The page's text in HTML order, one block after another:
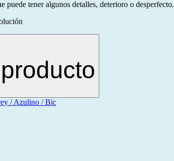
puede tener algunos detalles, deterioro o desperfecto.
/ Azulino / Bic